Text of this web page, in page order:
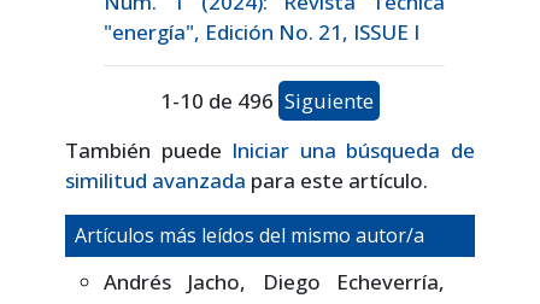
"energía", Edición No. 21, ISSUE I
1-10 de 496 Siguiente
También puede Iniciar una búsqueda de
similitud avanzada para este artículo.
Artículos más leídos del mismo autor/a
Andrés Jacho, Diego Echeverría,